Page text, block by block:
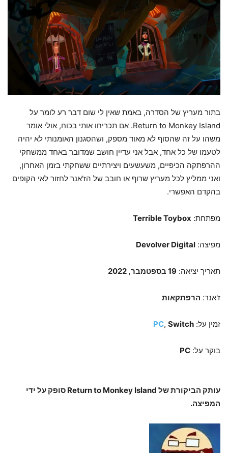
בתור מעריץ של הסדרה, באמת שאין לי שום דבר רע לומר על
Return to Monkey Island. אם תכריחו אותי בכוח, אולי אומר
משהו על זה שהסוף לא מאוד מספק, ושהסגנון האומנותי לא יהיה
לטעמו של כל אחד, אבל אני עדיין חושב שמדובר באחד ממשחקי
ההרפתקה הכיפיים, משעשעים ויצירתיים ששחקתי בזמן האחרון,
ואני ממליץ לכל מעריץ שרוף או חובב של הז'אנר לחזור לאי הקופים
בהקדם האפשרי.
מפתחת: Terrible Toybox
מפיצה: Devolver Digital
תאריך יציאה: 19 בספטמבר, 2022
ז'אנר: הרפתקאות
זמין על: PC, Switch
בוקר על: PC
עותק הביקורת של Return to Monkey Island סופק על ידי
המפיצה.